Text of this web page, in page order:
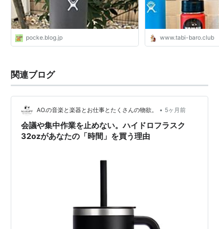
pocke.blog.jp www.tabi-baro.club
関連ブログ
AO.の音楽と楽器とお仕事とたくさんの物欲。 • 5ヶ月前
会議や集中作業を止めない。ハイドロフラスク
32ozがあなたの「時間」を買う理由